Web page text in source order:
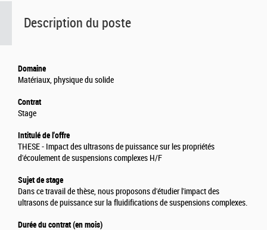
Description du poste
Domaine
Matériaux, physique du solide
Contrat
Stage
Intitulé de l'offre
THESE - Impact des ultrasons de puissance sur les propriétés
d'écoulement de suspensions complexes H/F
Sujet de stage
Dans ce travail de thèse, nous proposons d'étudier l'impact des
ultrasons de puissance sur la fluidifications de suspensions complexes.
Durée du contrat (en mois)